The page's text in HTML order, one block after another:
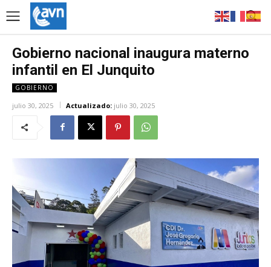
Gobierno nacional inaugura materno
infantil en El Junquito
GOBIERNO
julio 30, 2025 Actualizado: julio 30, 2025